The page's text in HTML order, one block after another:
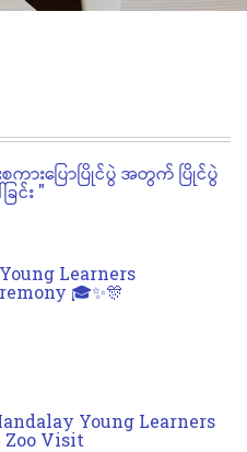
ကားပြောပြိုင်ပွဲ အတွက် ပြိုင်ပွဲ
ြင်း "
Learners
🎓✨🎊
Young Learners
Zoo Visit